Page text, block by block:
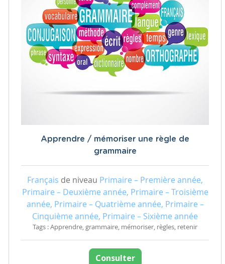
Apprendre / mémoriser une règle de
grammaire
Français de niveau Primaire – Première année,
Primaire – Deuxième année, Primaire – Troisième
année, Primaire – Quatrième année, Primaire –
Cinquième année, Primaire – Sixième année
Tags : Apprendre, grammaire, mémoriser, règles, retenir
Consulter